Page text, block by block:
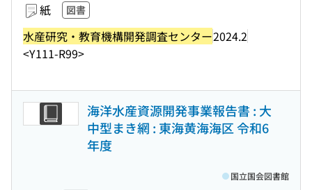
紙 図書
水産研究・教育機構開発調査センター2024.2
<Y111-R99>
海洋水産資源開発事業報告書 : 大
中型まき網 : 東海黄海海区 令和6
年度
国立国会図書館